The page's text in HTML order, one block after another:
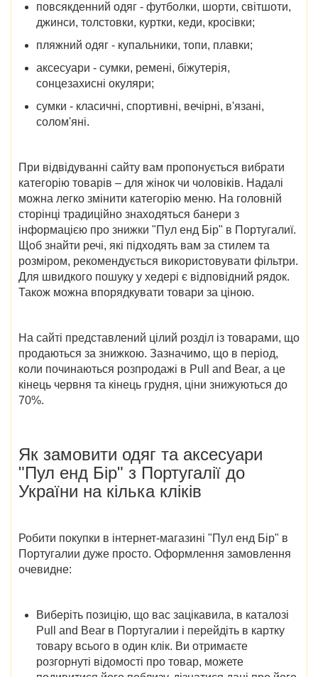
повсякденний одяг - футболки, шорти, світшоти,
джинси, толстовки, куртки, кеди, кросівки;
пляжний одяг - купальники, топи, плавки;
аксесуари - сумки, ремені, біжутерія,
сонцезахисні окуляри;
сумки - класичні, спортивні, вечірні, в'язані,
солом'яні.
При відвідуванні сайту вам пропонується вибрати
категорію товарів – для жінок чи чоловіків. Надалі
можна легко змінити категорію меню. На головній
сторінці традиційно знаходяться банери з
інформацією про знижки "Пул енд Бір" в Португалиї.
Щоб знайти речі, які підходять вам за стилем та
розміром, рекомендується використовувати фільтри.
Для швидкого пошуку у хедері є відповідний рядок.
Також можна впорядкувати товари за ціною.
На сайті представлений цілий розділ із товарами, що
продаються за знижкою. Зазначимо, що в період,
коли починаються розпродажі в Pull and Bear, а це
кінець червня та кінець грудня, ціни знижуються до
70%.
Як замовити одяг та аксесуари
"Пул енд Бір" з Португалії до
України на кілька кліків
Робити покупки в інтернет-магазині "Пул енд Бір" в
Португалии дуже просто. Оформлення замовлення
очевидне:
Виберіть позицію, що вас зацікавила, в каталозі
Pull and Bear в Португалии і перейдіть в картку
товару всього в один клік. Ви отримаєте
розгорнуті відомості про товар, можете